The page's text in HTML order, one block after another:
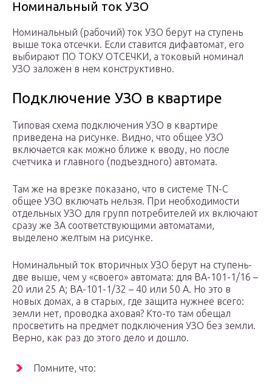
Номинальный ток УЗО
Номинальный (рабочий) ток УЗО берут на ступень
выше тока отсечки. Если ставится дифавтомат, его
выбирают ПО ТОКУ ОТСЕЧКИ, а токовый номинал
УЗО заложен в нем конструктивно.
Подключение УЗО в квартире
Типовая схема подключения УЗО в квартире
приведена на рисунке. Видно, что общее УЗО
включается как можно ближе к вводу, но после
счетчика и главного (подъездного) автомата.
Там же на врезке показано, что в системе TN-C
общее УЗО включать нельзя. При необходимости
отдельных УЗО для групп потребителей их включают
сразу же ЗА соответствующими автоматами,
выделено желтым на рисунке.
Номинальный ток вторичных УЗО берут на ступень-
две выше, чем у «своего» автомата: для ВА-101-1/16 –
20 или 25 А; ВА-101-1/32 – 40 или 50 А. Но это в
новых домах, а в старых, где защита нужнее всего:
земли нет, проводка аховая? Кто-то там обещал
просветить на предмет подключения УЗО без земли.
Верно, как раз до этого дело и дошло.
Помните, что: